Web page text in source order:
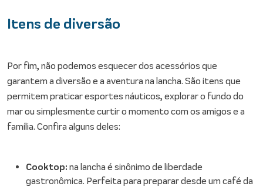
Itens de diversão
Por fim, não podemos esquecer dos acessórios que
garantem a diversão e a aventura na lancha. São itens que
permitem praticar esportes náuticos, explorar o fundo do
mar ou simplesmente curtir o momento com os amigos e a
família. Confira alguns deles:
Cooktop: na lancha é sinônimo de liberdade
gastronômica. Perfeita para preparar desde um café da